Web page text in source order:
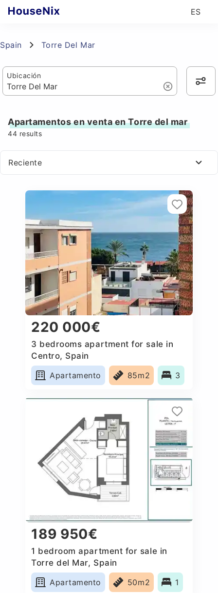
ES
Spain Torre Del Mar
Ubicación
Apartamentos en venta en Torre del mar
44 results
Reciente
220 000€
3 bedrooms apartment for sale in
Centro, Spain
Apartamento
85m2 3
189 950€
1 bedroom apartment for sale in
Torre del Mar, Spain
Apartamento
50m2 1